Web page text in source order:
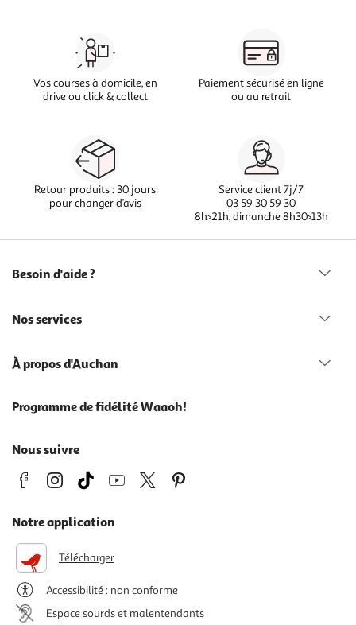
Vos courses à domicile, en
drive ou click & collect
Paiement sécurisé en ligne
ou au retrait
Retour produits : 30 jours
pour changer d’avis
Service client 7j/7
03 59 30 59 30
8h>21h, dimanche 8h30>13h
Besoin d'aide ?
Nos services
À propos d'Auchan
Programme de fidélité Waaoh!
Nous suivre
Notre application
Télécharger
Accessibilité : non conforme
Espace sourds et malentendants